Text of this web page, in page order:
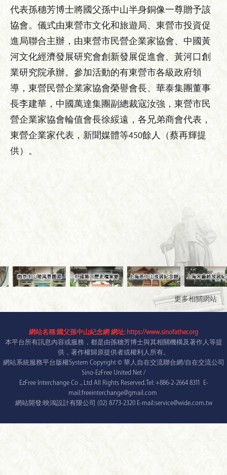
代表孫穗芳博士將國父孫中山半身銅像一尊贈予該
協會。儀式由東營市文化和旅遊局、東營市投資促
進局聯合主辦，由東營市民營企業家協會、中國黃
河文化經濟發展研究會創新發展促進會、黃河口創
業研究院承辦。參加活動的有東營市各級政府領
導，東營民營企業家協會榮譽會長、華泰集團董事
長李建華，中國萬達集團副總裁寇汝強，東營市民
營企業家協會輪值會長徐綏遠，各兄弟商會代表，
東營企業家代表，新聞媒體等450餘人（蔡再輝提
供）。
更多相關網站
網站名稱:國父孫中山紀念網 網址: https://www.sinofather.org
本平台所有訊息內容或服務，都是由孫穗芳博士與其相關機構及著作人等提
供，著作權歸原提供者或權利人所有。
網站系統服務平台版權System Copyright © 華人自在交流聯合網/自在交流公司
Sino-EzFree United Net /
EzFree Interchange Co ., Ltd All Rights Reserved.Tel: +886-2-2664 8311 E-
mail:freeinterchange@gmail.com
網站開發:映鴻設計有限公司 (02) 8773-2320 E-mail:service@wide.com.tw